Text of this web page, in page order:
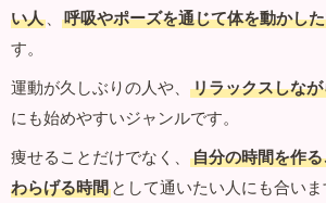
い人 、 呼吸やポーズを通じて体を動かし
す。
運動が久しぶりの人や、
リラックスしな
にも始めやすいジャンルです。
痩せることだけでなく、
自分の時間を作
わらげる時間 として通いたい人にも合いま